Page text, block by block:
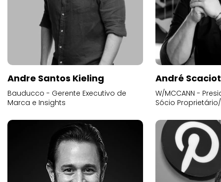
Andre Santos Kieling
Bauducco - Gerente Executivo de
Marca e Insights
André
W/MCCANN -
Sócio